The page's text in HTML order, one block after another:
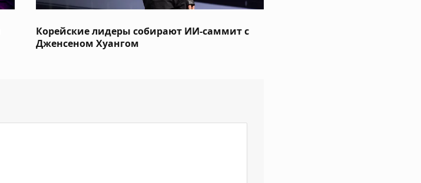
Корейские лидеры собирают ИИ-саммит с
Дженсеном Хуангом